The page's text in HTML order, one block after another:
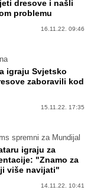
dresove i našli
problemu
16.11.22. 09:46
igraju Svjetsko
zaboravili kod
15.11.22. 17:35
spremni za Mundijal
igraju za
"Znamo za
više navijati"
14.11.22. 10:41